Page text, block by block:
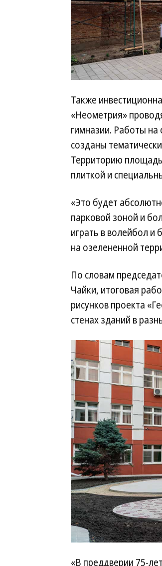
Также
«Неометрия»
гимназии. Работы на
созданы
Территорию
плиткой и
«Это будет
парковой зоной и
играть в волейбол и
на озелененной
По словам
Чайки, итоговая
рисунков проекта
стенах зданий в
«В преддверии 75-